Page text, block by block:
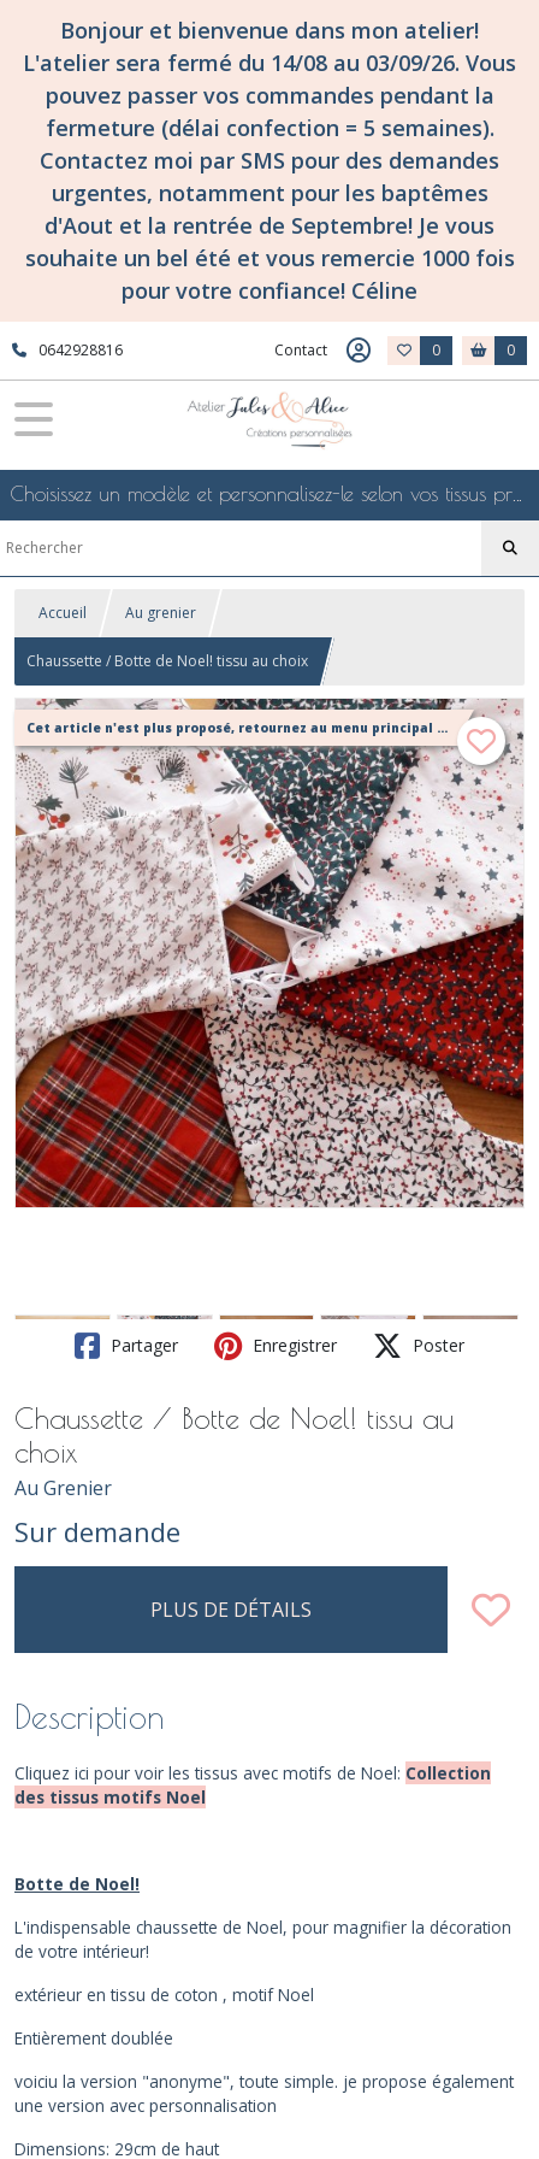
Bonjour et bienvenue dans mon atelier!
L'atelier sera fermé du 14/08 au 03/09/26. Vous
pouvez passer vos commandes pendant la
fermeture (délai confection = 5 semaines).
Contactez moi par SMS pour des demandes
urgentes, notamment pour les baptêmes
d'Aout et la rentrée de Septembre! Je vous
souhaite un bel été et vous remercie 1000 fois
pour votre confiance! Céline
0642928816 Contact 0 0
Choisissez un modèle et personnalisez-le selon vos tissus préférés de mes collections en ligne, je le confectionnerai selon vos souhaits
Accueil Au grenier
Chaussette / Botte de Noel! tissu au choix
Cet article n'est plus proposé, retournez au menu principal ou contactez moi!
Partager Enregistrer Poster
Chaussette / Botte de Noel! tissu au
choix
Au Grenier
Sur demande
PLUS DE DÉTAILS
Description
Cliquez ici pour voir les tissus avec motifs de Noel: Collection
des tissus motifs Noel
Botte de Noel!
L'indispensable chaussette de Noel, pour magnifier la décoration
de votre intérieur!
extérieur en tissu de coton , motif Noel
Entièrement doublée
voiciu la version "anonyme", toute simple. je propose également
une version avec personnalisation
Dimensions: 29cm de haut